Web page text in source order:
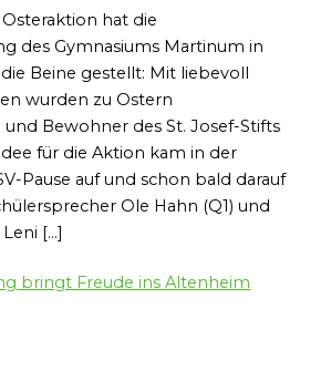
hat die
des Gymnasiums Martinum in
Beine gestellt: Mit liebevoll
wurden zu Ostern
Bewohner des St. Josef-Stifts
für die Aktion kam in der
Pause auf und schon bald darauf
Ole Hahn (Q1) und
[…]
bringt Freude ins Altenheim